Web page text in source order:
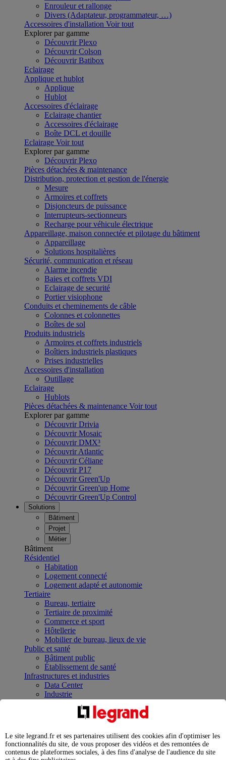
Enrouleur et rallonge
Divers (Adaptateur, programmateur, …)
Accessoires d'installation Voir tout
Explorer par gamme
Découvrir Plexo
Découvrir Colson
Découvrir Batibox
Eclairage
Applique et hublot
Applique
Hublot
Accessoires d'éclairage
Eclairage chantier
Accessoires d'éclairage
Boîte DCL et douille
Eclairage Voir tout
Explorer par gamme
Découvrir Plexo
Pièces détachées & maintenance
Distribution, protection et gestion de l'énergie
Mesure
Armoires et coffrets
Disjoncteurs de puissance
Interrupteurs-sectionneurs
Recharge pour véhicule électrique
Appareillage, maison connectée et pilotage du bâtiment
Appareillage
Solutions hospitalières
Sécurité, communication et réseau
Alarme incendie
Baies et coffrets VDI
Eclairage de securité
Portier visiophone
Conduits et cheminements de câble
Colonnes et colonnettes
Boîtes de sol
Produits industriels
Armoires et coffrets industriels
Boîtiers industriels plastiques
Prises industrielles
Accessoires d'installation
Outillage
Eclairage
Hublots
Pièces détachées & maintenance Voir tout
Explorer par gamme
Découvrir Drivia
Découvrir Mosaic
Découvrir DMX³
Découvrir Atlantic
Découvrir Céliane
Découvrir P17
Découvrir Green'Up
Découvrir Green'up Home
Découvrir Green'Up Control
Solutions
Bâtiment
Projet
Métier
Bâtiment
Résidentiel
Habitation
Logement connecté
Logement adapté et autonomie
Tertiaire
Bureau, tertiaire
Tertiaire de proximité
Commerce et sport
Hôtellerie
Mobilier de bureau, lieux de vie
Public et santé
Bâtiment public
Établissement de santé
Infrastructures et industries
Data Center
Industrie
Infrastructures
Contrôler et planifier le fonctionnement des appareils
Répartir et optimiser son tableau électrique
Legrand Data Center Solutions : concentrer les
expertises au service de vos performances
Le site legrand.fr et ses partenaires utilisent des cookies afin d'optimiser les
fonctionnalités du site, de vous proposer des vidéos et des remontées de
contenus de plateformes sociales, à des fins d'analyse de l'audience du site